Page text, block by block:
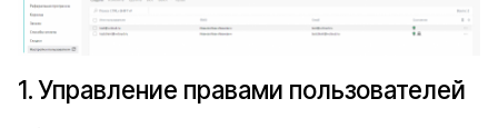
1. Управление правами пользователей